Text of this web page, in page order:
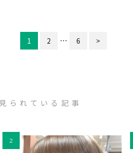
1 2 … 6 >
られている記事